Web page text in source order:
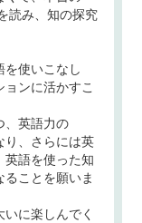
読み、知の探究
使いこなし
ンに活かすこ
、英語力の
り、さらには英
英語を使った知
ことを願いま
に楽しんでく